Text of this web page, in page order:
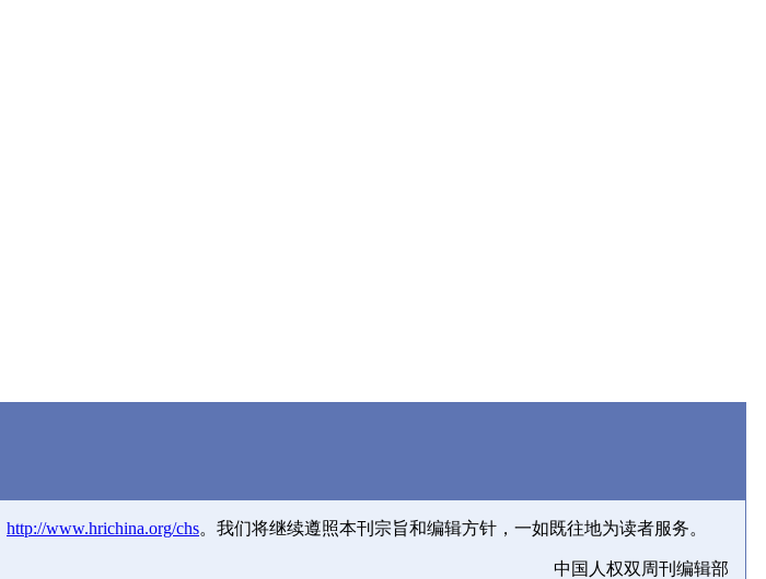
http://www.hrichina.org/chs。我们将继续遵照本刊宗旨和编辑方针，一如既往地为读者服务。
中国人权双周刊编辑部